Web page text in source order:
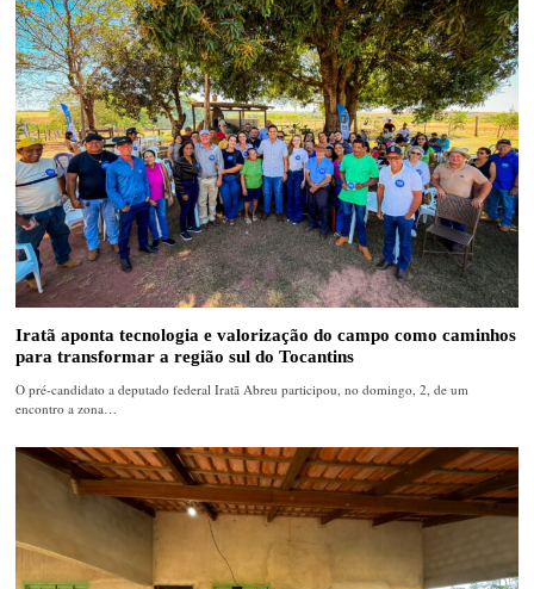
Iratã aponta tecnologia e valorização do campo como caminhos
para transformar a região sul do Tocantins
O pré-candidato a deputado federal Iratã Abreu participou, no domingo, 2, de um
encontro a zona…